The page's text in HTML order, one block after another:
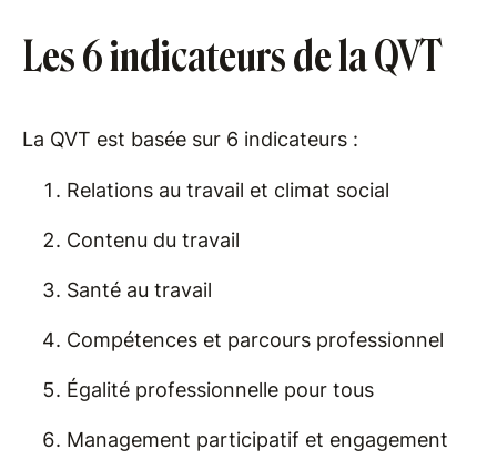
Les 6 indicateurs de la QVT
La QVT est basée sur 6 indicateurs :
Relations au travail et climat social
Contenu du travail
Santé au travail
Compétences et parcours professionnel
Égalité professionnelle pour tous
Management participatif et engagement